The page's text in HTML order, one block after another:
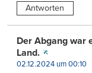
Antworten
Der Abgang war
Land.
02.12.2024 um 00:10